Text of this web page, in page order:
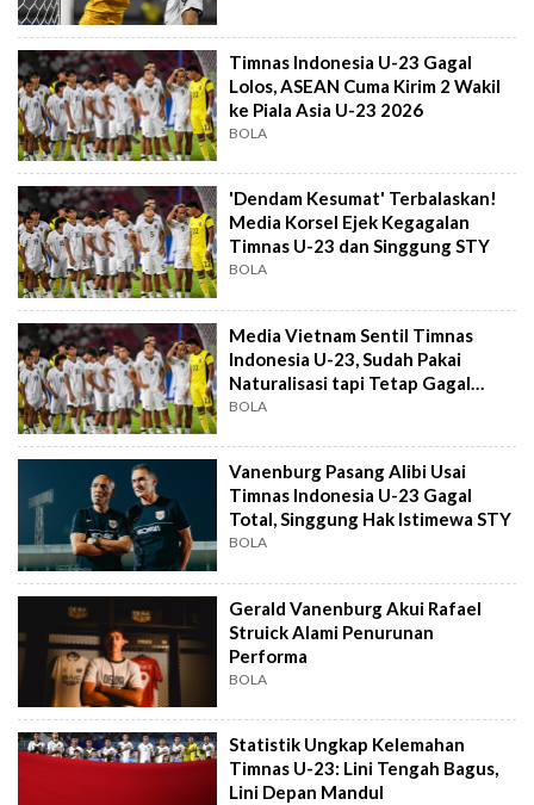
Timnas Indonesia U-23 Gagal
Lolos, ASEAN Cuma Kirim 2 Wakil
ke Piala Asia U-23 2026
BOLA
'Dendam Kesumat' Terbalaskan!
Media Korsel Ejek Kegagalan
Timnas U-23 dan Singgung STY
BOLA
Media Vietnam Sentil Timnas
Indonesia U-23, Sudah Pakai
Naturalisasi tapi Tetap Gagal
Lolos
BOLA
Vanenburg Pasang Alibi Usai
Timnas Indonesia U-23 Gagal
Total, Singgung Hak Istimewa STY
BOLA
Gerald Vanenburg Akui Rafael
Struick Alami Penurunan
Performa
BOLA
Statistik Ungkap Kelemahan
Timnas U-23: Lini Tengah Bagus,
Lini Depan Mandul